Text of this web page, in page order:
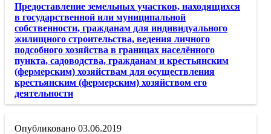
Предоставление земельных участков, находящихся
в государственной или муниципальной
собственности, гражданам для индивидуального
жилищного строительства, ведения личного
подсобного хозяйства в границах населённого
пункта, садоводства, гражданам и крестьянским
(фермерским) хозяйствам для осуществления
крестьянским (фермерским) хозяйством его
деятельности
03.06.2019